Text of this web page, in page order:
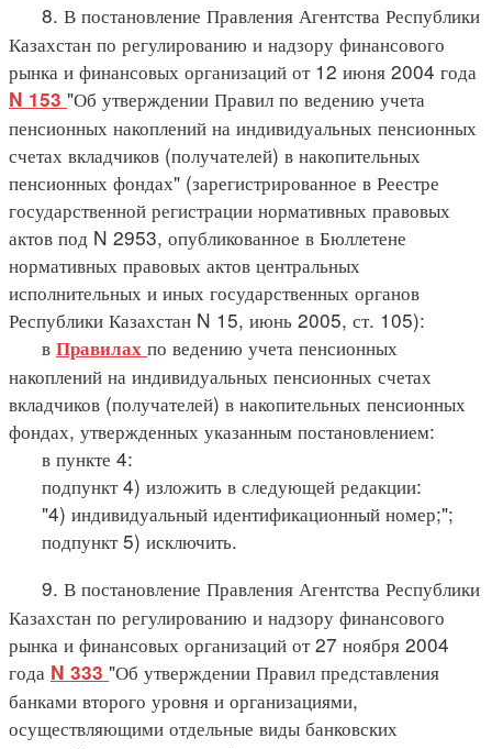
8. В постановление Правления Агентства Республики
Казахстан по регулированию и надзору финансового
рынка и финансовых организаций от 12 июня 2004 года
N 153 "Об утверждении Правил по ведению учета
пенсионных накоплений на индивидуальных пенсионных
счетах вкладчиков (получателей) в накопительных
пенсионных фондах" (зарегистрированное в Реестре
государственной регистрации нормативных правовых
актов под N 2953, опубликованное в Бюллетене
нормативных правовых актов центральных
исполнительных и иных государственных органов
Республики Казахстан N 15, июнь 2005, ст. 105):
в Правилах по ведению учета пенсионных
накоплений на индивидуальных пенсионных счетах
вкладчиков (получателей) в накопительных пенсионных
фондах, утвержденных указанным постановлением:
в пункте 4:
подпункт 4) изложить в следующей редакции:
"4) индивидуальный идентификационный номер;";
подпункт 5) исключить.
9. В постановление Правления Агентства Республики
Казахстан по регулированию и надзору финансового
рынка и финансовых организаций от 27 ноября 2004
года N 333 "Об утверждении Правил представления
банками второго уровня и организациями,
осуществляющими отдельные виды банковских